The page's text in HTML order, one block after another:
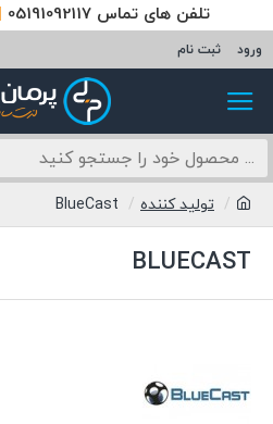
تلفن های تماس 05191092117
ورود ثبت نام
تولید کننده BlueCast
BLUECAST